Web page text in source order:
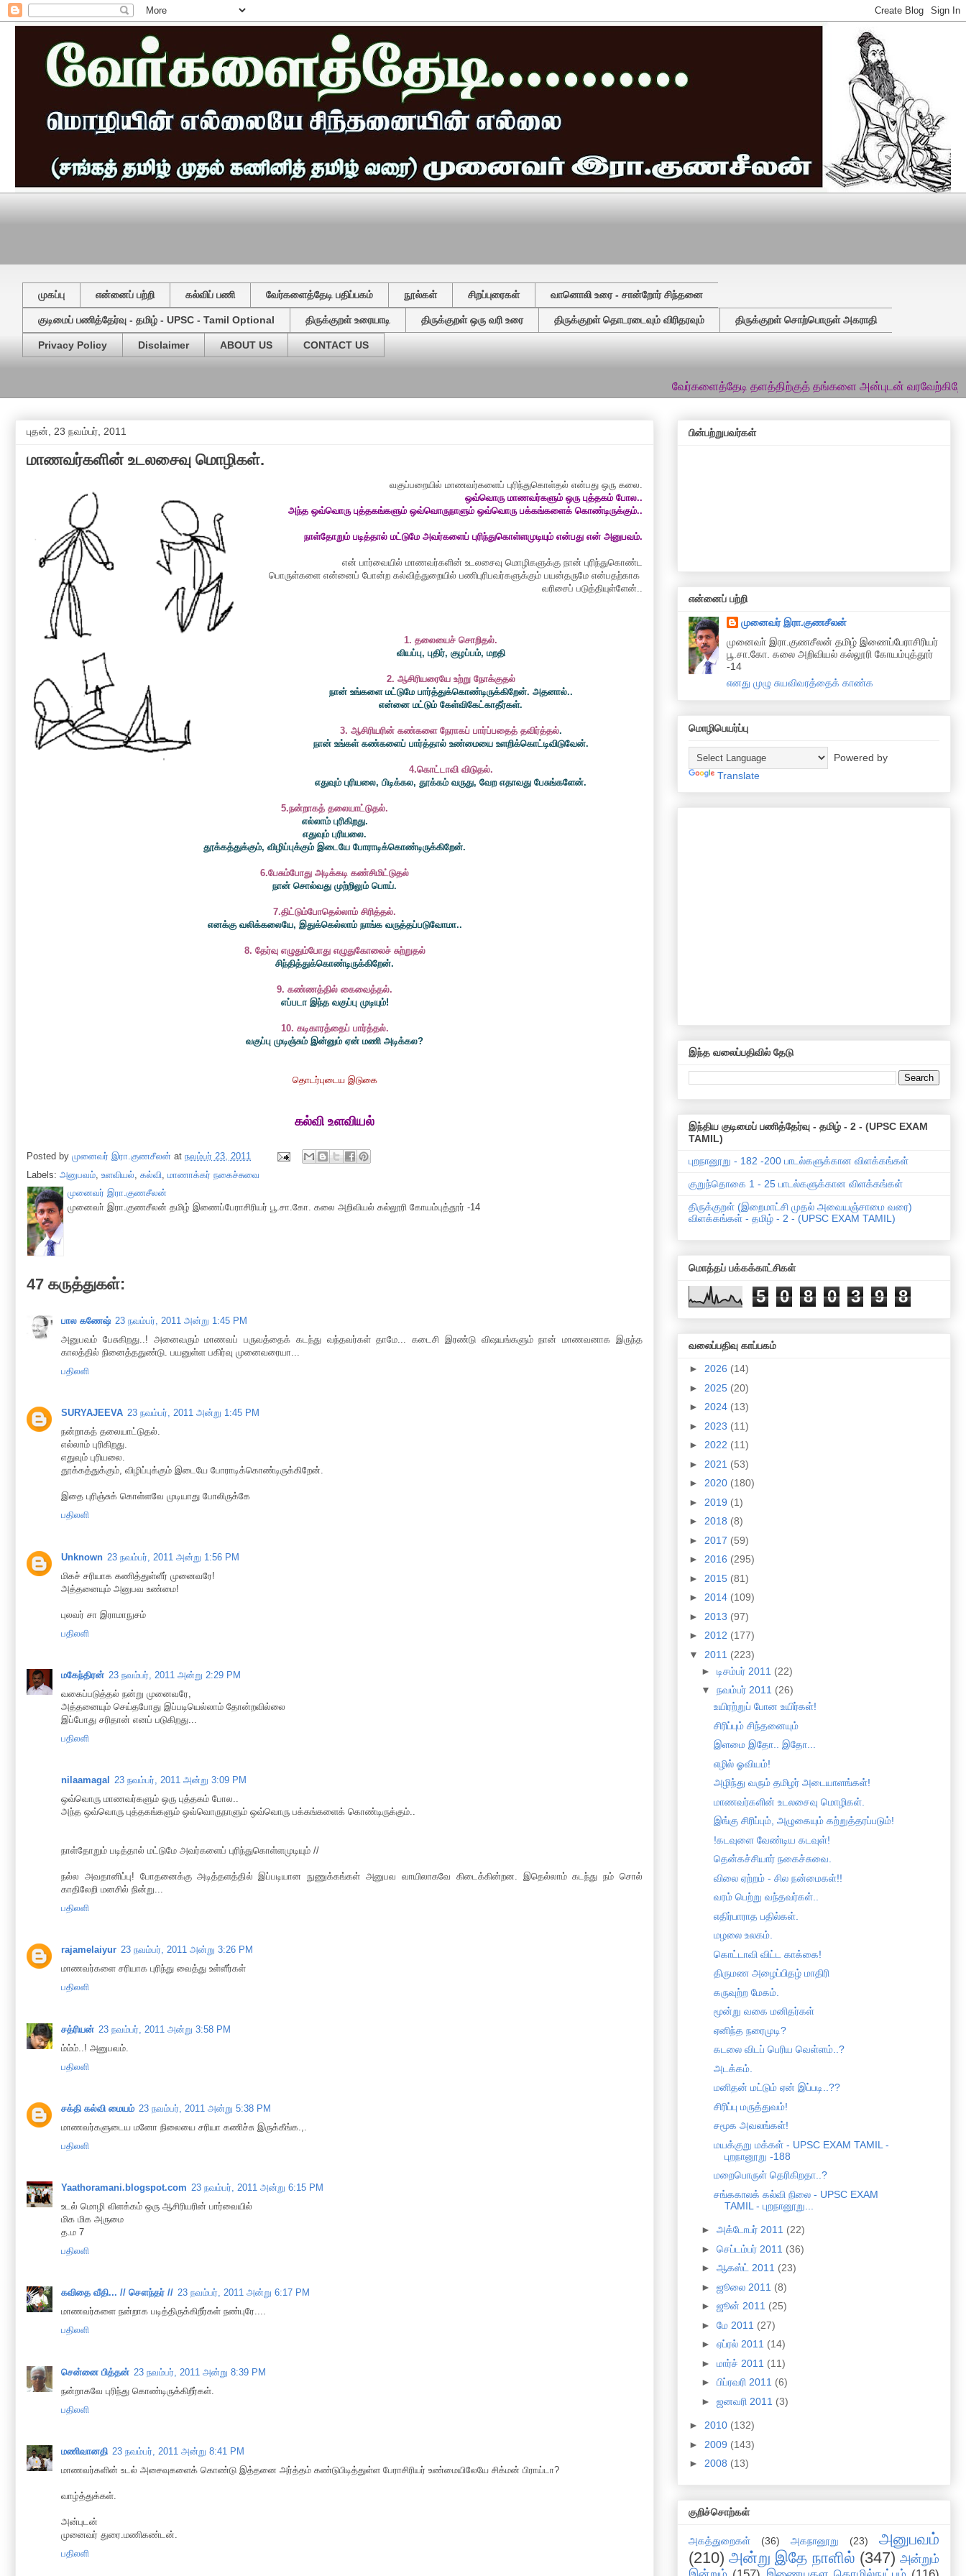
முகப்பு என்னைப் பற்றி கல்விப் பணி வேர்களைத்தேடி பதிப்பகம் நூல்கள் சிறப்புரைகள் வானொலி உரை - சான்றோர் சிந்தனை
குடிமைப் பணித்தேர்வு - தமிழ் - UPSC - Tamil Optional திருக்குறள் உரையாடி திருக்குறள் ஒரு வரி உரை திருக்குறள் தொடரடைவும் விரிதரவும் திருக்குறள் சொற்பொருள் அகராதி
Privacy Policy Disclaimer ABOUT US CONTACT US
வேர்களைத்தேடி தளத்திற்குத் தங்களை அன்புடன் வரவேற்கிறேன்...
புதன், 23 நவம்பர், 2011
மாணவர்களின் உடலசைவு மொழிகள்.
வகுப்பறையில் மாணவர்களைப் புரிந்துகொள்தல் என்பது ஒரு கலை.
ஒவ்வொரு மாணவர்களும் ஒரு புத்தகம் போல..
அந்த ஒவ்வொரு புத்தகங்களும் ஒவ்வொருநாளும் ஒவ்வொரு பக்கங்களைக் கொண்டிருக்கும்..
நாள்தோறும் படித்தால் மட்டுமே அவர்களைப் புரிந்துகொள்ளமுடியும் என்பது என் அனுபவம்.
என் பார்வையில் மாணவர்களின் உடலசைவு மொழிகளுக்கு நான் புரிந்துகொண்ட
பொருள்களை என்னைப் போன்ற கல்வித்துறையில் பணிபுரிபவர்களுக்கும் பயன்தருமே என்பதற்காக
வரிசைப் படுத்தியுள்ளேன்..
1. தலையைச் சொறிதல்.
வியப்பு, புதிர், குழப்பம், மறதி
2. ஆசிரியரையே உற்று நோக்குதல்
நான் உங்களை மட்டுமே பார்த்துக்கொண்டிருக்கிறேன். அதனால்..
என்னை மட்டும் கேள்விகேட்காதீர்கள்.
3. ஆசிரியரின் கண்களை நேராகப் பார்ப்பதைத் தவிர்த்தல்.
நான் உங்கள் கண்களைப் பார்த்தால் உண்மையை உளறிக்கொட்டிவிடுவேன்.
4.கொட்டாவி விடுதல்.
எதுவும் புரியலை, பிடிக்கல, தூக்கம் வருது, வேற எதாவது பேசுங்களேன்.
5.நன்றாகத் தலையாட்டுதல்.
எல்லாம் புரிகிறது.
எதுவும் புரியலை.
தூக்கத்துக்கும், விழிப்புக்கும் இடையே போராடிக்கொண்டிருக்கிறேன்.
6.பேசும்போது அடிக்கடி கண்சிமிட்டுதல்
நான் சொல்வது முற்றிலும் பொய்.
7.திட்டும்போதெல்லாம் சிரித்தல்.
எனக்கு வலிக்கலையே, இதுக்கெல்லாம் நாங்க வருத்தப்படுவோமா..
8. தேர்வு எழுதும்போது எழுதுகோலைச் சுற்றுதல்
சிந்தித்துக்கொண்டிருக்கிறேன்.
9. கண்ணத்தில் கைவைத்தல்.
எப்படா இந்த வகுப்பு முடியும்!
10. கடிகாரத்தைப் பார்த்தல்.
வகுப்பு முடிஞ்சும் இன்னும் ஏன் மணி அடிக்கல?
தொடர்புடைய இடுகை
கல்வி உளவியல்
Posted by முனைவர் இரா.குணசீலன் at நவம்பர் 23, 2011
Labels: அனுபவம், உளவியல், கல்வி, மாணாக்கர் நகைச்சுவை
முனைவர் இரா.குணசீலன்
முனைவா் இரா.குணசீலன் தமிழ் இணைப்பேராசிரியர் பூ.சா.கோ. கலை அறிவியல் கல்லூரி கோயம்புத்தூர் -14
47 கருத்துகள்:
பால கணேஷ் 23 நவம்பர், 2011 அன்று 1:45 PM
அனுபவம் பேசுகிறது..! அனைவரும் மாணவப் பருவத்தைக் கடந்து வந்தவர்கள் தாமே... கடைசி இரண்டு விஷயங்களும் நான் மாணவனாக இருந்த
காலத்தில் நினைத்ததுண்டு. பயனுள்ள பகிர்வு முனைவரையா...
பதிலளி
SURYAJEEVA 23 நவம்பர், 2011 அன்று 1:45 PM
நன்றாகத் தலையாட்டுதல்.
எல்லாம் புரிகிறது.
எதுவும் புரியலை.
தூக்கத்துக்கும், விழிப்புக்கும் இடையே போராடிக்கொண்டிருக்கிறேன்.
இதை புரிஞ்சுக் கொள்ளவே முடியாது போலிருக்கே
பதிலளி
Unknown 23 நவம்பர், 2011 அன்று 1:56 PM
மிகச் சரியாக கணித்துள்ளீர் முனைவரே!
அத்தனையும் அனுபவ உண்மை!
புலவர் சா இராமாநுசம்
பதிலளி
மகேந்திரன் 23 நவம்பர், 2011 அன்று 2:29 PM
வகைப்படுத்தல் நன்று முனைவரே,
அத்தனையும் செய்தபோது இப்படியெல்லாம் தோன்றவில்லை
இப்போது சரிதான் எனப் படுகிறது...
பதிலளி
nilaamagal 23 நவம்பர், 2011 அன்று 3:09 PM
ஒவ்வொரு மாணவர்களும் ஒரு புத்தகம் போல..
அந்த ஒவ்வொரு புத்தகங்களும் ஒவ்வொருநாளும் ஒவ்வொரு பக்கங்களைக் கொண்டிருக்கும்..
நாள்தோறும் படித்தால் மட்டுமே அவர்களைப் புரிந்துகொள்ளமுடியும் //
ந‌ல்ல‌ அவ‌தானிப்பு! போத‌னைக்கு அடித்த‌ள‌த்தில் இப்ப‌டியான‌ நுணுக்க‌ங்க‌ள் அனுப‌வ‌ வாயிலாக‌வே கிடைக்கின்ற‌ன‌. இதெல்லாம் க‌ட‌ந்து ந‌ம் சொல்
காதிலேறி ம‌ன‌சில் நின்று...
பதிலளி
rajamelaiyur 23 நவம்பர், 2011 அன்று 3:26 PM
மாணவர்களை சரியாக புரிந்து வைத்து உள்ளீர்கள்
பதிலளி
சத்ரியன் 23 நவம்பர், 2011 அன்று 3:58 PM
ம்ம்ம்..! அனுபவம்.
பதிலளி
சக்தி கல்வி மையம் 23 நவம்பர், 2011 அன்று 5:38 PM
மாணவர்களுடைய மனோ நிலையை சரியா கணிச்சு இருக்கீங்க.,.
பதிலளி
Yaathoramani.blogspot.com 23 நவம்பர், 2011 அன்று 6:15 PM
உடல் மொழி விளக்கம் ஒரு ஆசிரியரின் பார்வையில்
மிக மிக அருமை
த.ம 7
பதிலளி
கவிதை வீதி... // சௌந்தர் // 23 நவம்பர், 2011 அன்று 6:17 PM
மாணவர்களை நன்றாக படித்திருக்கிறீர்கள் நண்புரே....
பதிலளி
சென்னை பித்தன் 23 நவம்பர், 2011 அன்று 8:39 PM
நன்றாகவே புரிந்து கொண்டிருக்கிறீர்கள்.
பதிலளி
மணிவானதி 23 நவம்பர், 2011 அன்று 8:41 PM
மாணவர்களின் உடல் அசைவுகளைக் கொண்டு இத்தனை அர்த்தம் கண்டுபிடித்துள்ள பேராசிரியர் உண்மையிலேயே சிக்மன் பிராய்டா?
வாழ்த்துக்கள்.
அன்புடன்
முனைவர் துரை.மணிகண்டன்.
பதிலளி
பின்பற்றுபவர்கள்
என்னைப் பற்றி
முனைவர் இரா.குணசீலன்
முனைவா் இரா.குணசீலன் தமிழ் இணைப்பேராசிரியர்
பூ.சா.கோ. கலை அறிவியல் கல்லூரி கோயம்புத்தூர்
-14
எனது முழு சுயவிவரத்தைக் காண்க
மொழிபெயர்ப்பு
Powered by
Translate
இந்த வலைப்பதிவில் தேடு
இந்திய குடிமைப் பணித்தேர்வு - தமிழ் - 2 - (UPSC EXAM
TAMIL)
புறநானூறு - 182 -200 பாடல்களுக்கான விளக்கங்கள்
குறுந்தொகை 1 - 25 பாடல்களுக்கான விளக்கங்கள்
திருக்குறள் (இறைமாட்சி முதல் அவையஞ்சாமை வரை)
விளக்கங்கள் - தமிழ் - 2 - (UPSC EXAM TAMIL)
மொத்தப் பக்கக்காட்சிகள்
5 0 8 0 3 9 8
வலைப்பதிவு காப்பகம்
► 2026 (14)
► 2025 (20)
► 2024 (13)
► 2023 (11)
► 2022 (11)
► 2021 (53)
► 2020 (180)
► 2019 (1)
► 2018 (8)
► 2017 (59)
► 2016 (295)
► 2015 (81)
► 2014 (109)
► 2013 (97)
► 2012 (177)
▼ 2011 (223)
► டிசம்பர் 2011 (22)
▼ நவம்பர் 2011 (26)
உயிரற்றுப் போன உயிர்கள்!
சிரிப்பும் சிந்தனையும்
இளமை இதோ.. இதோ...
எழில் ஓவியம்!
அழிந்து வரும் தமிழர் அடையாளங்கள்!
மாணவர்களின் உடலசைவு மொழிகள்.
இங்கு சிரிப்பும், அழுகையும் கற்றுத்தரப்படும்!
!கடவுளை வேண்டிய கடவுள்!
தென்கச்சியார் நகைச்சுவை.
விலை ஏற்றம் - சில நன்மைகள்!!
வரம் பெற்று வந்தவர்கள்..
எதிர்பாராத பதில்கள்.
மழலை உலகம்.
கொட்டாவி விட்ட காக்கை!
திருமண அழைப்பிதழ் மாதிரி
கருவுற்ற மேகம்.
மூன்று வகை மனிதர்கள்
ஏனிந்த நரைமுடி?
கடலை விடப் பெரிய வெள்ளம்..?
அடக்கம்.
மனிதன் மட்டும் ஏன் இப்படி..??
சிரிப்பு மருத்துவம்!
சமூக அவலங்கள்!
மயக்குறு மக்கள் - UPSC EXAM TAMIL -
புறநானூறு -188
மறைபொருள் தெரிகிறதா..?
சங்ககாலக் கல்வி நிலை - UPSC EXAM
TAMIL - புறநானூறு...
► அக்டோபர் 2011 (22)
► செப்டம்பர் 2011 (36)
► ஆகஸ்ட் 2011 (23)
► ஜூலை 2011 (8)
► ஜூன் 2011 (25)
► மே 2011 (27)
► ஏப்ரல் 2011 (14)
► மார்ச் 2011 (11)
► பிப்ரவரி 2011 (6)
► ஜனவரி 2011 (3)
► 2010 (132)
► 2009 (143)
► 2008 (13)
குறிச்சொற்கள்
அகத்துறைகள் (36) அகநானூறு (23)
அனுபவம்
(210) அன்று இதே நாளில் (347) அன்றும்